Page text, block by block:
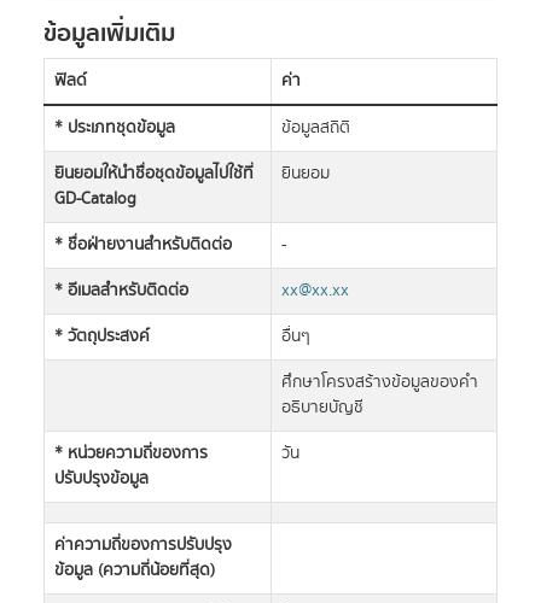
ข้อมูลเพิ่มเติม
ฟิลด์
ค่า
* ประเภทชุดข้อมูล
ข้อมูลสถิติ
ยินยอมให้นำชื่อชุดข้อมูลไปใช้ที่
GD-Catalog
ยินยอม
* ชื่อฝ่ายงานสำหรับติดต่อ
-
* อีเมลสำหรับติดต่อ
xx@xx.xx
* วัตถุประสงค์
อื่นๆ
ศึกษาโครงสร้างข้อมูลของคำ
อธิบายบัญชี
* หน่วยความถี่ของการ
ปรับปรุงข้อมูล
วัน
ค่าความถี่ของการปรับปรุง
ข้อมูล (ความถี่น้อยที่สุด)